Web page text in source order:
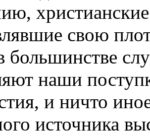
свою
большинстве
наши
и ничто
источника